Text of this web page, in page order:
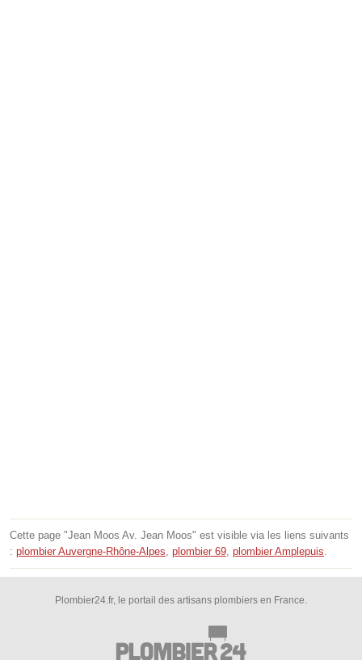
Cette page "Jean Moos Av. Jean Moos" est visible via les liens suivants
: plombier Auvergne-Rhône-Alpes, plombier 69, plombier Amplepuis.
Plombier24.fr, le portail des artisans plombiers en France.